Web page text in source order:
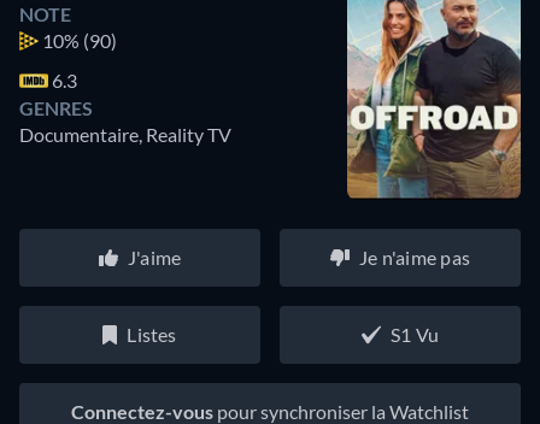
NOTE
10% (90)
6.3
GENRES
Documentaire, Reality TV
J'aime Je n'aime pas
Listes S1 Vu
Connectez-vous pour synchroniser la Watchlist